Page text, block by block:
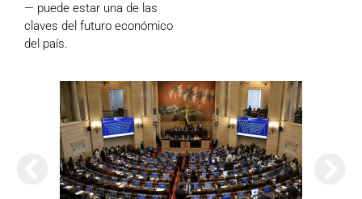
— puede estar una de las
claves del futuro económico
del país.